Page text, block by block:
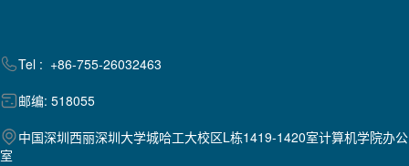
Tel : +86-755-26032463
邮编: 518055
中国深圳西丽深圳大学城哈工大校区L栋1419-1420室计算机学院办公
室